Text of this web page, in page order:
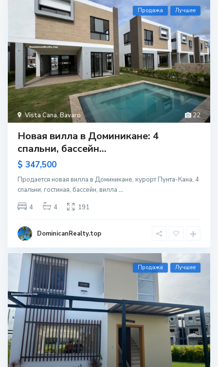
22
Vista Cana,Bavaro
Продажа Лучшее
Новая вилла в Доминикане: 4
спальни, бассейн...
$ 347,500
Продается новая вилла в Доминикане, курорт Пунта-Кана, 4
спальни, гостиная, бассейн, вилла ...
4
4 191
DominicanRealty.top
Продажа Лучшее